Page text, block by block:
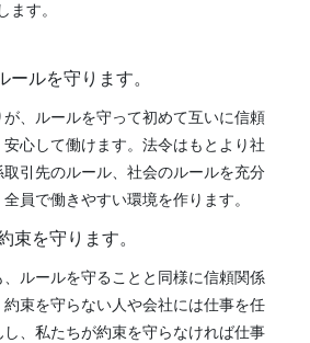
ます。
ールを守ります。
、ルールを守って初めて互いに信頼
心して働けます。法令はもとより社
引先のルール、社会のルールを充分
員で働きやすい環境を作ります。
束を守ります。
ルールを守ることと同様に信頼関係
束を守らない人や会社には仕事を任
、私たちが約束を守らなければ仕事